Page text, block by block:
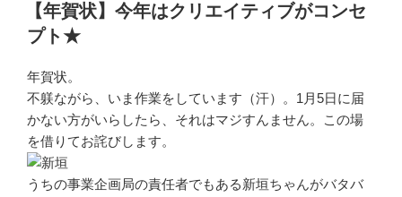
日:【年賀状】今年はクリエイティブがコンセ
プト★
年賀状。
不躾ながら、いま作業をしています（汗）。1月5日に届
かない方がいらしたら、それはマジすんません。この場
を借りてお詫びします。
うちの事業企画局の責任者でもある新垣ちゃんがバタバ